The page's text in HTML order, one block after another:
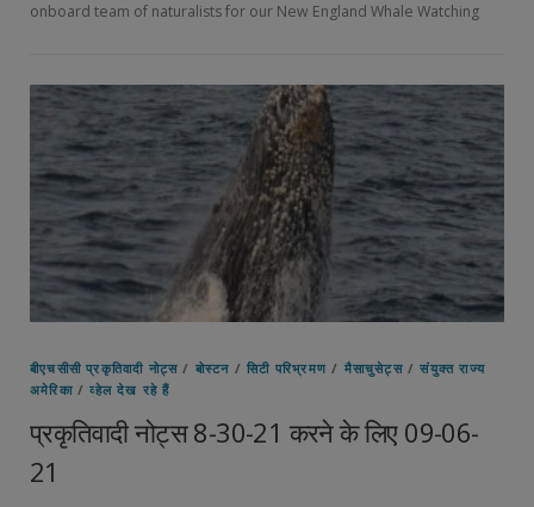
onboard team of naturalists for our New England Whale Watching
बीएचसीसी प्रकृतिवादी नोट्स / बोस्टन /सिटी परिभ्रमण / मैसाचुसेट्स/संयुक्त राज्य
अमेरिका/व्हेल देख रहे हैं
प्रकृतिवादी नोट्स 8-30-21 करने के लिए 09-06-
21